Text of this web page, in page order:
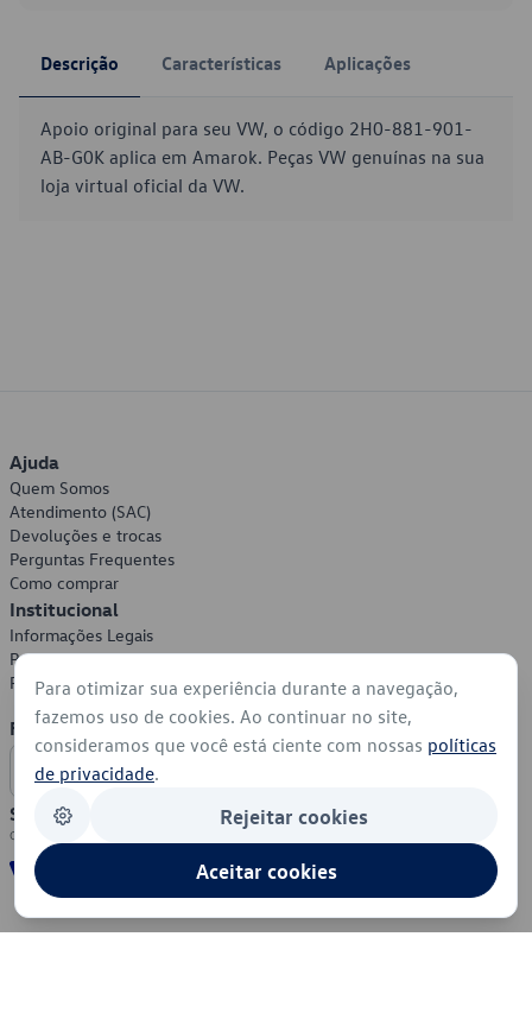
Descrição Características Aplicações
Apoio original para seu VW, o código 2H0-881-901-
AB-G0K aplica em Amarok. Peças VW genuínas na sua
loja virtual oficial da VW.
Ajuda
Quem Somos
Atendimento (SAC)
Devoluções e trocas
Perguntas Frequentes
Como comprar
Institucional
Informações Legais
Política de Privacidade
Política de Cookies
Formas de Pagamento
Segurança
Para otimizar sua experiência durante a navegação,
fazemos uso de cookies. Ao continuar no site,
consideramos que você está ciente com nossas políticas
de privacidade.
Rejeitar cookies
Aceitar cookies